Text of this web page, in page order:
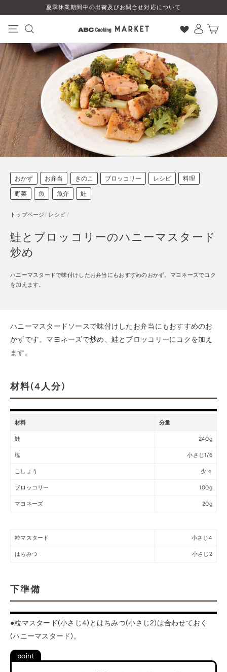
ン
ツ
に
ス
キ
プ
す
る
夏季休業期間中の出荷及びお問合せ対応について
おかず お弁当 きのこ ブロッコリー レシピ 料理
野菜 魚 魚介 鮭
トップページ / レシピ /
鮭とブロッコリーのハニーマスタード
炒め
ハニーマスタードで味付けしたお弁当にもおすすめのおかず。マヨネーズでコク
を加えます。
ハニーマスタードソースで味付けしたお弁当にもおすすめのお
かずです。マヨネーズで炒め、鮭とブロッコリーにコクを加え
ます。
材料(4人分)
材料 分量
鮭 240g
塩 小さじ1/6
こしょう 少々
ブロッコリー 100g
マヨネーズ 20g
粒マスタード 小さじ4
はちみつ 小さじ2
下準備
●粒マスタード(小さじ4)とはちみつ(小さじ2)は合わせておく
(ハニーマスタード)。